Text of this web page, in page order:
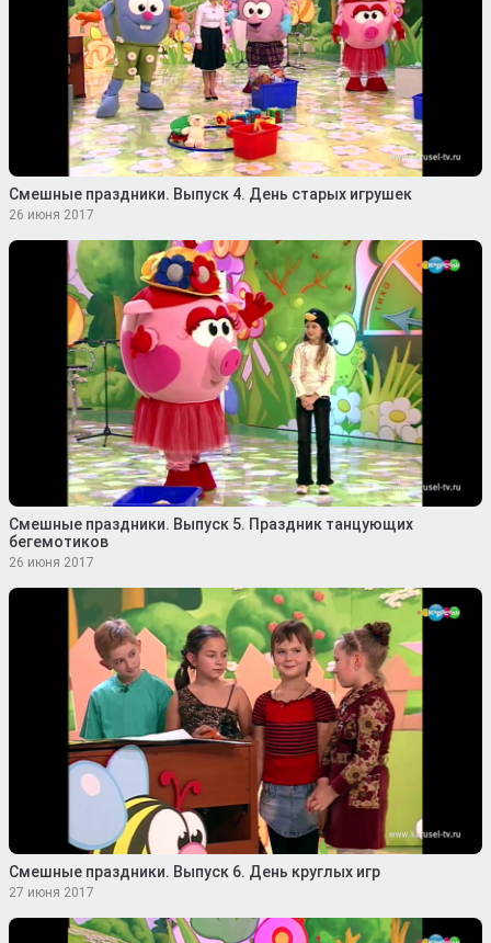
Смешные праздники. Выпуск 4. День старых игрушек
26 июня 2017
Смешные праздники. Выпуск 5. Праздник танцующих
бегемотиков
26 июня 2017
Смешные праздники. Выпуск 6. День круглых игр
27 июня 2017